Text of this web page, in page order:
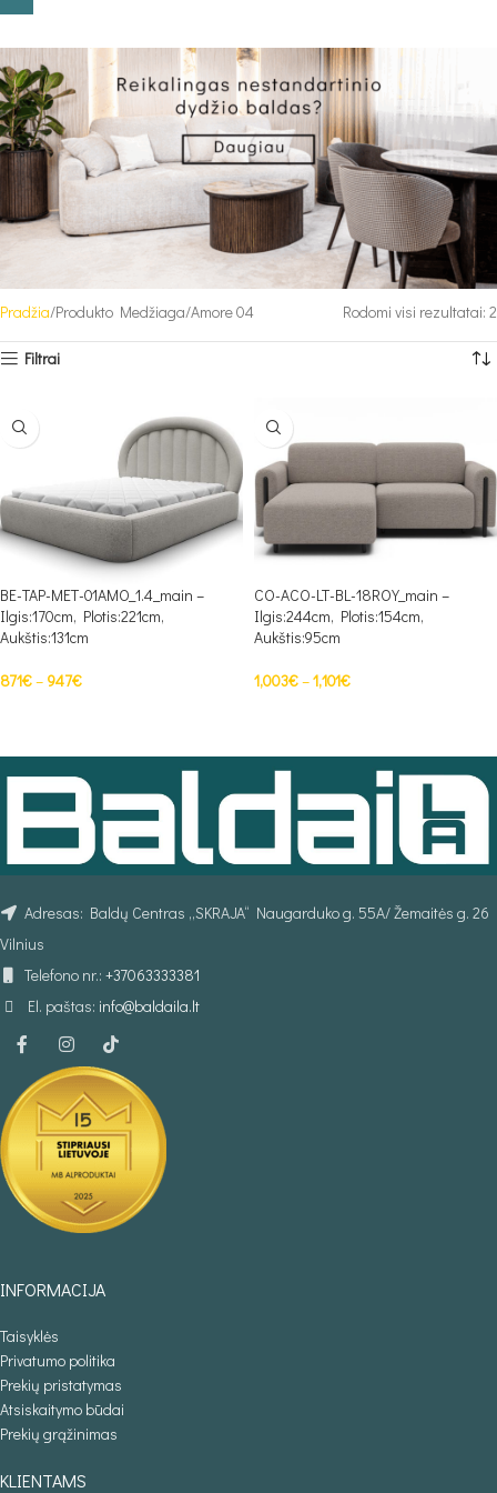
Pradžia Produkto Medžiaga Amore 04 Rodomi visi rezultatai: 2
Filtrai
BE-TAP-MET-01AMO_1.4_main –
Ilgis:170cm, Plotis:221cm,
Aukštis:131cm
871€– 947€
CO-ACO-LT-BL-18ROY_main –
Ilgis:244cm, Plotis:154cm,
Aukštis:95cm
1,003€–1,101€
Adresas: Baldų Centras „SKRAJA“ Naugarduko g. 55A/ Žemaitės g. 26
Vilnius
Telefono nr.: +37063333381
El. paštas: info@baldaila.lt
INFORMACIJA
Taisyklės
Privatumo politika
Prekių pristatymas
Atsiskaitymo būdai
Prekių grąžinimas
KLIENTAMS